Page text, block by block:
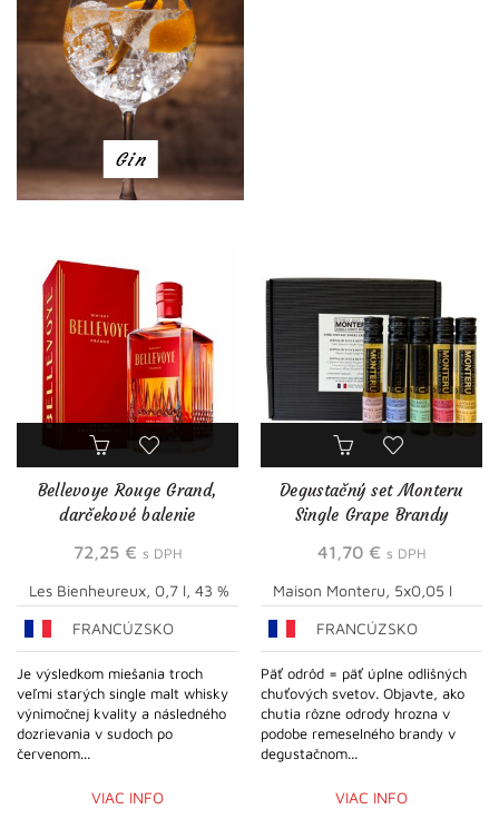
Gin
Bellevoye Rouge Grand,
darčekové balenie
72,25 € s DPH
Les Bienheureux, 0,7 l, 43 %
FRANCÚZSKO
Je výsledkom miešania troch
veľmi starých single malt whisky
výnimočnej kvality a následného
dozrievania v sudoch po
červenom...
VIAC INFO
Degustačný set Monteru
Single Grape Brandy
41,70 € s DPH
Maison Monteru, 5x0,05 l
FRANCÚZSKO
Päť odrôd = päť úplne odlišných
chuťových svetov. Objavte, ako
chutia rôzne odrody hrozna v
podobe remeselného brandy v
degustačnom...
VIAC INFO